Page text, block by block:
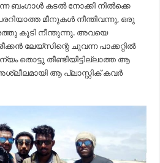
ബംഗാള്‍ കടല്‍ നോക്കി നില്‍ക്കെ
മീനുകള്‍ നീന്തിവന്നു, ഒരു
കൂടി നീന്തുന്നു. അവയെ
ലേയ്‌സിന്റെ ചുവന്ന പാക്കറ്റില്‍
തൊട്ടു തീണ്ടിയിട്ടില്ലാത്ത ആ
ആ പ്ലാസ്റ്റിക് കവര്‍